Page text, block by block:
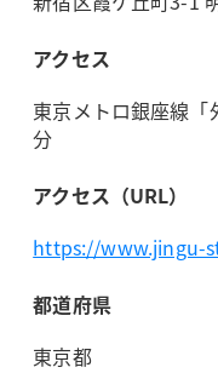
アクセス
東京メトロ銀座線「
分
アクセス（URL）
https://www.jingu-
都道府県
東京都